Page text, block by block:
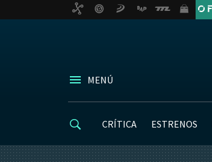
MENÚ
CRÍTICA ESTRENOS